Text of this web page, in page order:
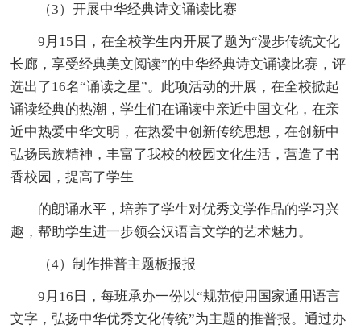
（3）开展中华经典诗文诵读比赛
9月15日，在全校学生内开展了题为“漫步传统文化
长廊，享受经典美文阅读”的中华经典诗文诵读比赛，评
选出了16名“诵读之星”。此项活动的开展，在全校掀起
诵读经典的热潮，学生们在诵读中亲近中国文化，在亲
近中热爱中华文明，在热爱中创新传统思想，在创新中
弘扬民族精神，丰富了我校的校园文化生活，营造了书
香校园，提高了学生
的朗诵水平，培养了学生对优秀文学作品的学习兴
趣，帮助学生进一步领会汉语言文学的艺术魅力。
（4）制作推普主题板报报
9月16日，每班承办一份以“规范使用国家通用语言
文字，弘扬中华优秀文化传统”为主题的推普报。通过办